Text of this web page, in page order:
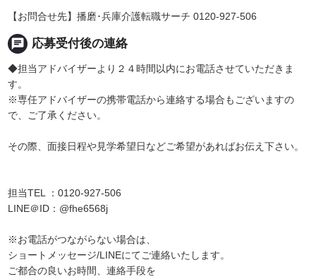
【お問合せ先】播磨･兵庫介護転職サーチ 0120-927-506
chat 応募受付後の連絡
◆担当アドバイザーより２４時間以内にお電話させていただきま
す。
※専任アドバイザーの携帯電話から連絡する場合もございますの
で、ご了承ください。
その際、面接日程や見学希望日などご希望があればお伝え下さい。
担当TEL ：0120-927-506
LINE＠ID：@fhe6568j
※お電話がつながらない場合は、
ショートメッセージ/LINEにてご連絡いたします。
ご都合の良いお時間、連絡手段を